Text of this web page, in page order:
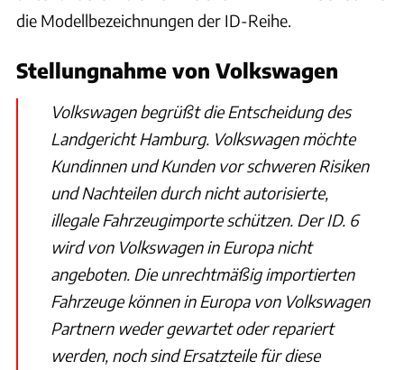
die Modellbezeichnungen der ID-Reihe.
Stellungnahme von Volkswagen
Volkswagen begrüßt die Entscheidung des
Landgericht Hamburg. Volkswagen möchte
Kundinnen und Kunden vor schweren Risiken
und Nachteilen durch nicht autorisierte,
illegale Fahrzeugimporte schützen. Der ID. 6
wird von Volkswagen in Europa nicht
angeboten. Die unrechtmäßig importierten
Fahrzeuge können in Europa von Volkswagen
Partnern weder gewartet oder repariert
werden, noch sind Ersatzteile für diese